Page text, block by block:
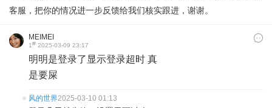
客服，把你的情况进一步反馈给我们核实跟进，谢谢。
MEIMEI
1# 2025-03-09 23:17
明明是登录了显示登录超时 真
是要屎
风的世界2025-03-10 01:13